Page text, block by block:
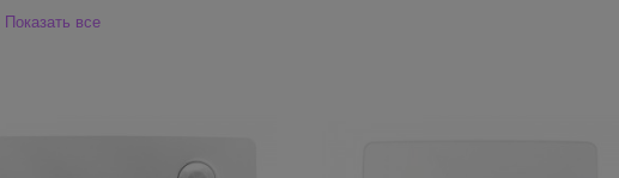
Показать все